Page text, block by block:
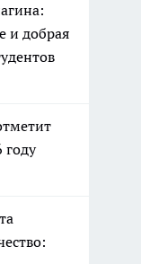
и добрая
году